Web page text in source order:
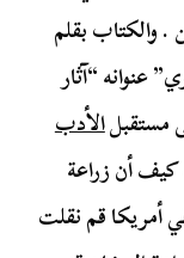
. والكتاب بقلم
“آثار
مستقبلالأدب
أن زراعة
أمريكا قم نقلت